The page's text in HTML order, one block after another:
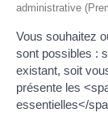
administrative
Vous souhaitez
sont possibles :
existant, soit
présente les
essentielles</